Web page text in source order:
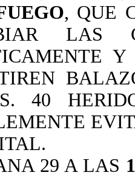
, QUE
LAS
40
29 A LAS